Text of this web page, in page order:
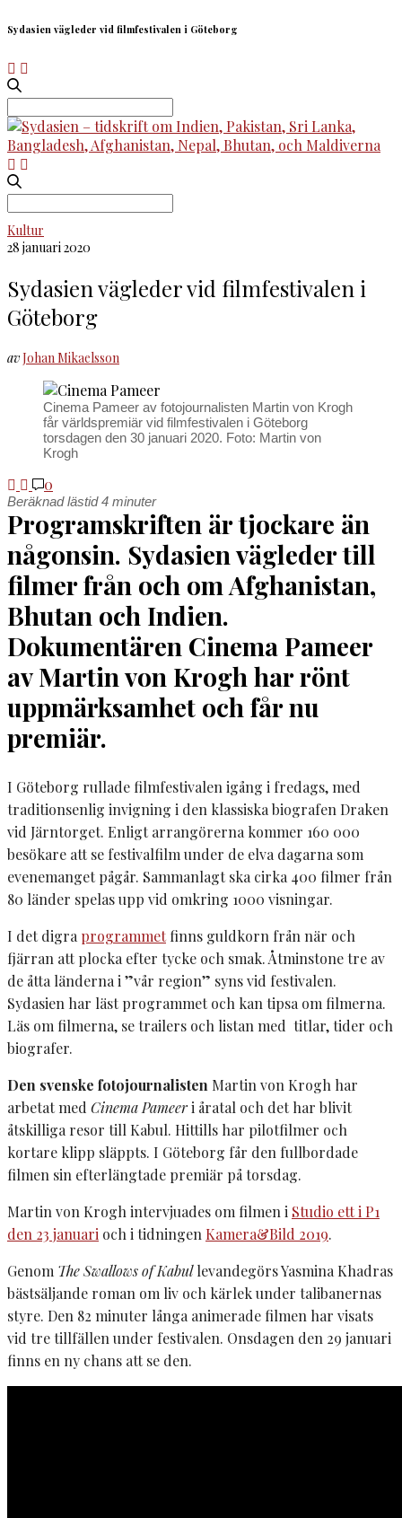
Sydasien vägleder vid filmfestivalen i Göteborg
Search
for:
Search
Kultur
28 januari 2020
Sydasien vägleder vid filmfestivalen i
Göteborg
avJohan Mikaelsson
Cinema Pameer av fotojournalisten Martin von Krogh
får världspremiär vid filmfestivalen i Göteborg
torsdagen den 30 januari 2020. Foto: Martin von
Krogh
0
Beräknad lästid4 minuter
Programskriften är tjockare än
någonsin. Sydasien vägleder till
filmer från och om Afghanistan,
Bhutan och Indien.
Dokumentären Cinema Pameer
av Martin von Krogh har rönt
uppmärksamhet och får nu
premiär.
I Göteborg rullade filmfestivalen igång i fredags, med
traditionsenlig invigning i den klassiska biografen Draken
vid Järntorget. Enligt arrangörerna kommer 160 000
besökare att se festivalfilm under de elva dagarna som
evenemanget pågår. Sammanlagt ska cirka 400 filmer från
80 länder spelas upp vid omkring 1000 visningar.
I det digra programmetfinns guldkorn från när och
fjärran att plocka efter tycke och smak. Åtminstone tre av
de åtta länderna i ”vår region” syns vid festivalen.
Sydasien har läst programmet och kan tipsa om filmerna.
Läs om filmerna, se trailers och listan med titlar, tider och
biografer.
Den svenske fotojournalisten Martin von Krogh har
arbetat med Cinema Pameeri åratal och det har blivit
åtskilliga resor till Kabul. Hittills har pilotfilmer och
kortare klipp släppts. I Göteborg får den fullbordade
filmen sin efterlängtade premiär på torsdag.
Martin von Krogh intervjuades om filmen i Studio ett i P1
den 23 januari och i tidningen Kamera&Bild 2019.
Genom The Swallows of Kabullevandegörs Yasmina Khadras
bästsäljande roman om liv och kärlek under talibanernas
styre. Den 82 minuter långa animerade filmen har visats
vid tre tillfällen under festivalen. Onsdagen den 29 januari
finns en ny chans att se den.